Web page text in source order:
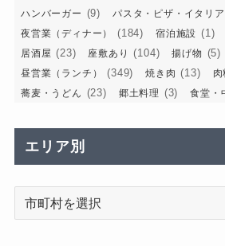
ハンバーガー (9) パスタ・ピザ・イタリ
夜営業（ディナー） (184) 宿泊施設 (1)
居酒屋 (23) 座敷あり (104) 揚げ物 (5)
昼営業（ランチ） (349) 焼き肉 (13) 肉
蕎麦・うどん (23) 郷土料理 (3) 食堂・
エリア別